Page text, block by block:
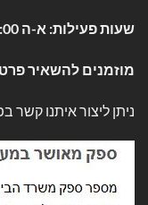
שעות פעילות: א-ה 09:00-17:00, ימי שישי 09:00-13:00
מוזמנים להשאיר
ניתן ליצור איתנו קשר